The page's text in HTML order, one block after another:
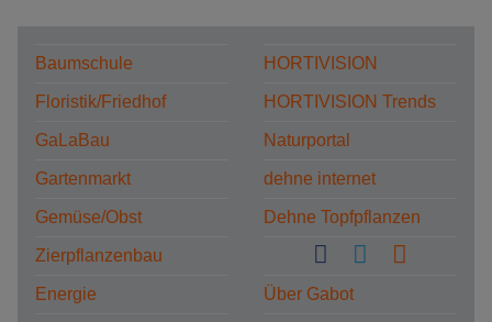
Baumschule
Floristik/Friedhof
GaLaBau
Gartenmarkt
Gemüse/Obst
Zierpflanzenbau
Energie
HORTIVISION
HORTIVISION Trends
Naturportal
dehne internet
Dehne Topfpflanzen
Über Gabot